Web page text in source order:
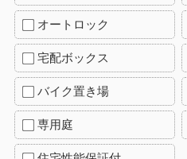
オートロック
宅配ボックス
バイク置き場
専用庭